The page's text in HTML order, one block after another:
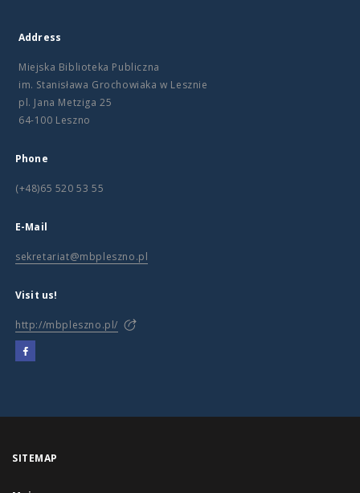
Address
Miejska Biblioteka Publiczna
im. Stanisława Grochowiaka w Lesznie
pl. Jana Metziga 25
64-100 Leszno
Phone
(+48)65 520 53 55
E-Mail
sekretariat@mbpleszno.pl
Visit us!
http://mbpleszno.pl/
SITEMAP